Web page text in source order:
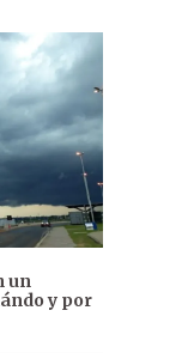
un
y por